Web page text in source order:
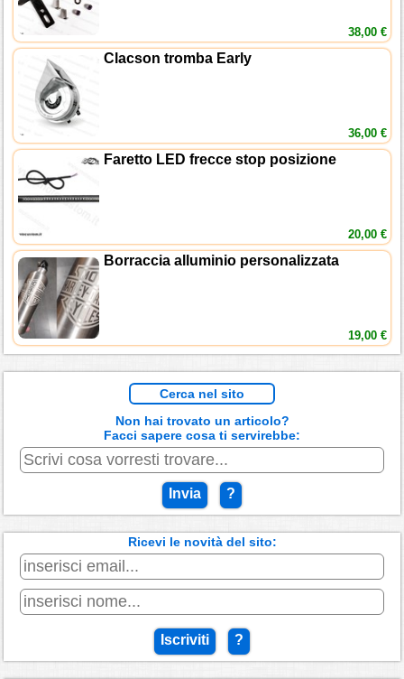
38,00 €
Clacson tromba Early
36,00 €
Faretto LED frecce stop posizione
20,00 €
Borraccia alluminio personalizzata
19,00 €
Cerca nel sito
Non hai trovato un articolo?
Facci sapere cosa ti servirebbe:
Invia ?
Ricevi le novità del sito:
Iscriviti ?